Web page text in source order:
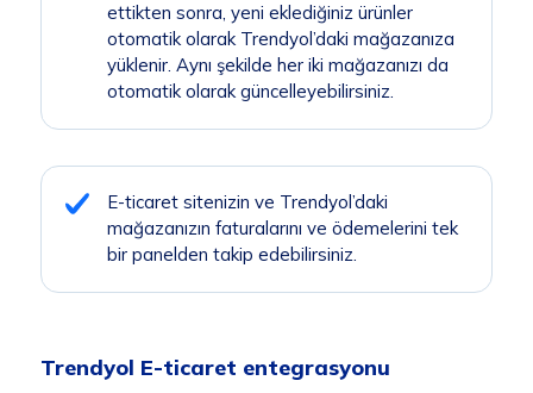
ettikten sonra, yeni eklediğiniz ürünler
otomatik olarak Trendyol’daki mağazanıza
yüklenir. Aynı şekilde her iki mağazanızı da
otomatik olarak güncelleyebilirsiniz.
E-ticaret sitenizin ve Trendyol’daki
mağazanızın faturalarını ve ödemelerini tek
bir panelden takip edebilirsiniz.
Trendyol E-ticaret entegrasyonu